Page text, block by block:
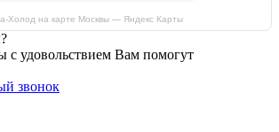
Холод на карте Москвы — Яндекс Карты
с удовольствием Вам помогут
звонок